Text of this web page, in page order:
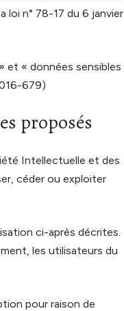
loi n° 78-17 du 6 janvier
et « données sensibles
679)
proposés
Intellectuelle et des
céder ou exploiter
ci-après décrites.
les utilisateurs du
pour raison de